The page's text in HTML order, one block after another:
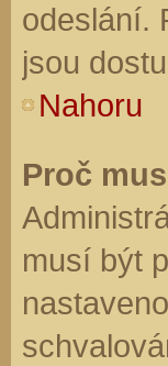
odeslání.
jsou
Nahoru
Proč
musí být